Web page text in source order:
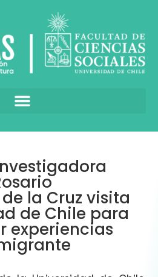
la Cruz visita
de Chile para
experiencias